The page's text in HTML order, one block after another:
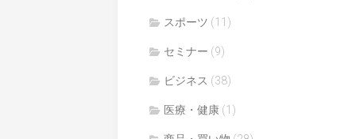
スポーツ (11)
セミナー (9)
ビジネス (38)
医療・健康 (1)